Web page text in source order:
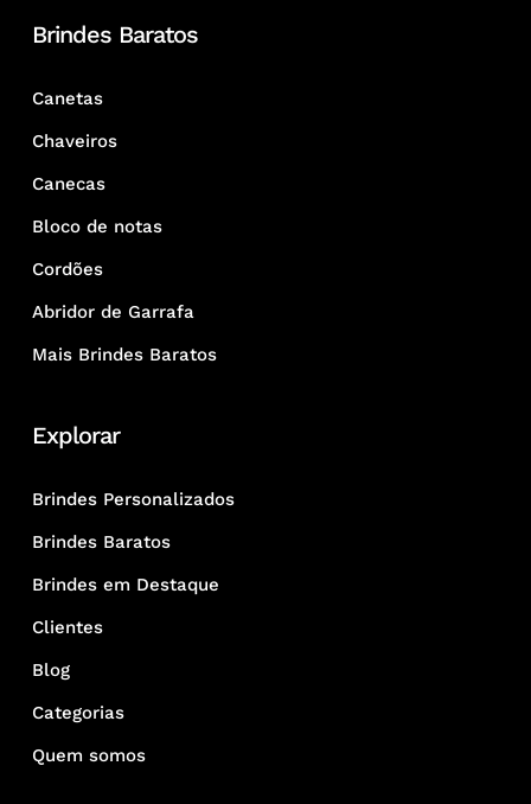
Brindes Baratos
Canetas
Chaveiros
Canecas
Bloco de notas
Cordões
Abridor de Garrafa
Mais Brindes Baratos
Explorar
Brindes Personalizados
Brindes Baratos
Brindes em Destaque
Clientes
Blog
Categorias
Quem somos